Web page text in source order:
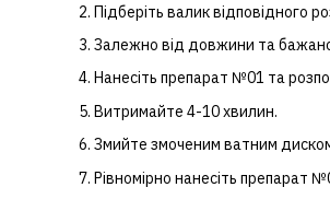
Підберіть валик відповідного
Залежно від довжини та
Нанесіть препарат №01 та
Витримайте 4-10 хвилин.
Змийте змоченим ватним диском
Рівномірно нанесіть препарат